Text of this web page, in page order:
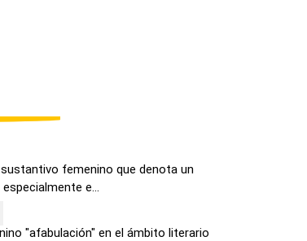
femenino que denota un
e...
"afabulación" en el ámbito literario